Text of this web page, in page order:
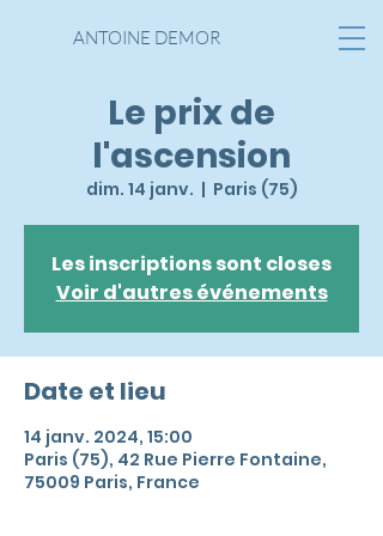
ANTOINE DEMOR
Le prix de
l'ascension
dim. 14 janv.
  |
Paris (75)
Les inscriptions sont closes
Voir d'autres événements
Date et lieu
14 janv. 2024, 15:00
Paris (75), 42 Rue Pierre Fontaine,
75009 Paris, France